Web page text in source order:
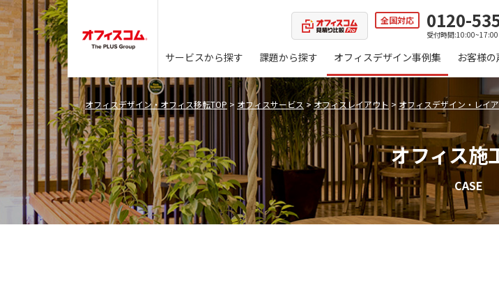
全国対応 0120-
受付時間
サービスから探す 課題から探す オフィスデザイン事例集 お客様の
オフィスデザイン・オフィス移転TOP > オフィスサービス>オフィスレイアウト > オフィスデザイン・レイ
オフィス施
CASE